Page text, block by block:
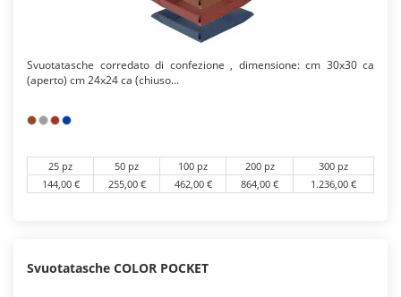
Svuotatasche corredato di confezione , dimensione: cm 30x30 ca
(aperto) cm 24x24 ca (chiuso...
25 pz 50 pz 100 pz 200 pz
300 pz
144,00 €
255,00 € 462,00 € 864,00 € 1.236,00 €
Svuotatasche COLOR POCKET